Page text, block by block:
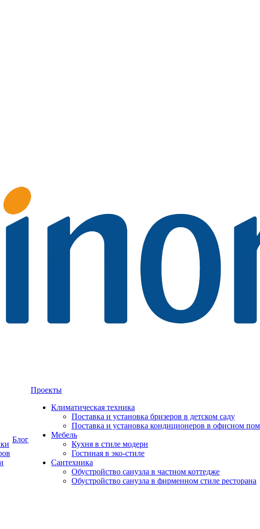
Блог
Проекты
Климатическая техника
Поставка и установка бризеров в детском саду
Поставка и установка кондиционеров в офисном
Мебель
Кухня в стиле модерн
Гостиная в эко-стиле
Сантехника
Обустройство санузла в частном коттедже
Обустройство санузла в фирменном стиле ресторана